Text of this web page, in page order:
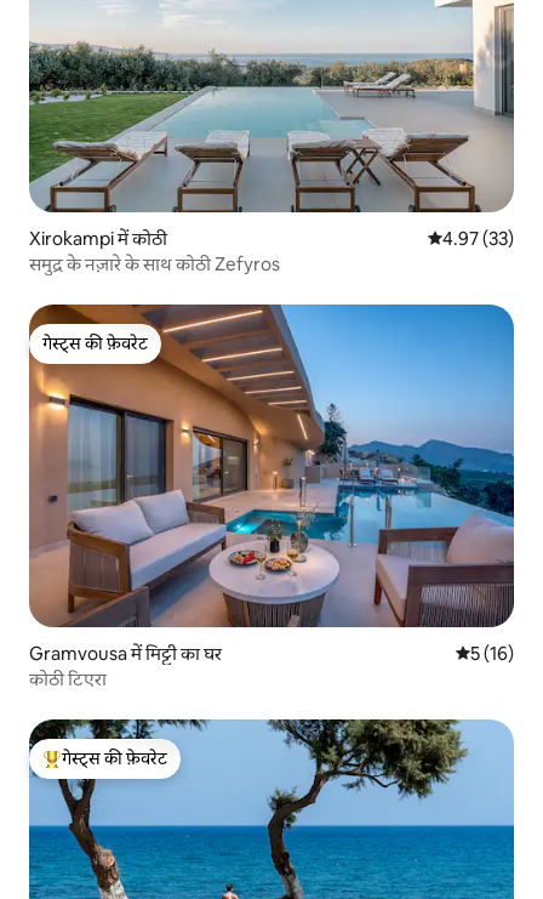
Xirokampi में कोठी औसत रेटिंग 5 में
4.97 (33)
समुद्र के नज़ारे के साथ कोठी Zefyros
गेस्ट्स की फ़ेवरेट
गेस्ट्स की फ़ेवरेट
Gramvousa में मिट्टी का घर औसत रेटिंग
5 (16)
कोठी टिएरा
गेस्ट्स का टॉप फ़ेवरेट
गेस्ट्स की फ़ेवरेट